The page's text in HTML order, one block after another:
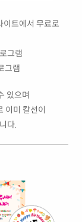
이트에서 무료로
그램
그램
있으며
이미 칼선이
다.